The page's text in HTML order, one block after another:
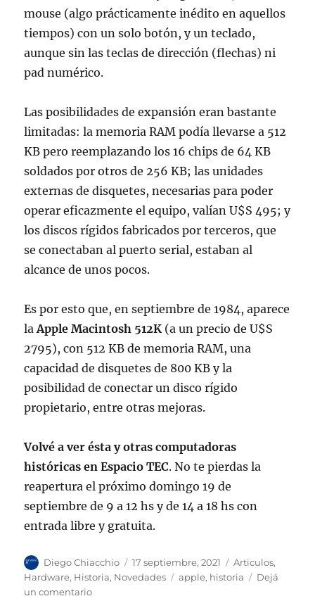
mouse (algo prácticamente inédito en aquellos
tiempos) con un solo botón, y un teclado,
aunque sin las teclas de dirección (flechas) ni
pad numérico.
Las posibilidades de expansión eran bastante
limitadas: la memoria RAM podía llevarse a 512
KB pero reemplazando los 16 chips de 64 KB
soldados por otros de 256 KB; las unidades
externas de disquetes, necesarias para poder
operar eficazmente el equipo, valían U$S 495; y
los discos rígidos fabricados por terceros, que
se conectaban al puerto serial, estaban al
alcance de unos pocos.
Es por esto que, en septiembre de 1984, aparece
laApple Macintosh 512K (a un precio de U$S
2795), con 512 KB de memoria RAM, una
capacidad de disquetes de 800 KB y la
posibilidad de conectar un disco rígido
propietario, entre otras mejoras.
Volvé a ver ésta y otras computadoras
históricas en Espacio TEC. No te pierdas la
reapertura el próximo domingo 19 de
septiembre de 9 a 12 hs y de 14 a 18 hs con
entrada libre y gratuita.
Autor
Diego Chiacchio
Publicado
el
17 septiembre, 2021 Categorías
Articulos,
Hardware, Historia, Novedades Etiquetas
apple, historia
Dejá
un comentarioen